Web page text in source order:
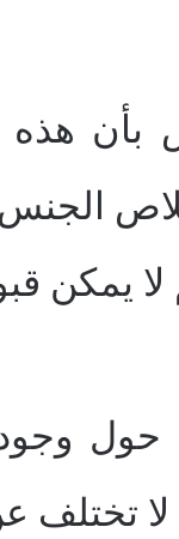
هذه
الجنس
لا يمكن
وجود
لا تختلف